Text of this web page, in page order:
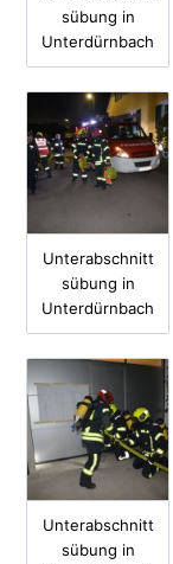
sübung in
Unterdürnbach
Unterabschnitt
sübung in
Unterdürnbach
Unterabschnitt
sübung in